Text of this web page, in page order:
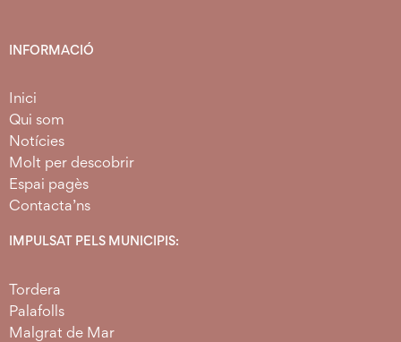
INFORMACIÓ
Inici
Qui som
Notícies
Molt per descobrir
Espai pagès
Contacta’ns
IMPULSAT PELS MUNICIPIS:
Tordera
Palafolls
Malgrat de Mar